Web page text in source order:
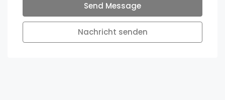
Send Message
Nachricht senden